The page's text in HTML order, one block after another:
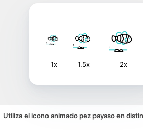
1x 1.5x 2x
Utiliza el icono animado pez payaso en